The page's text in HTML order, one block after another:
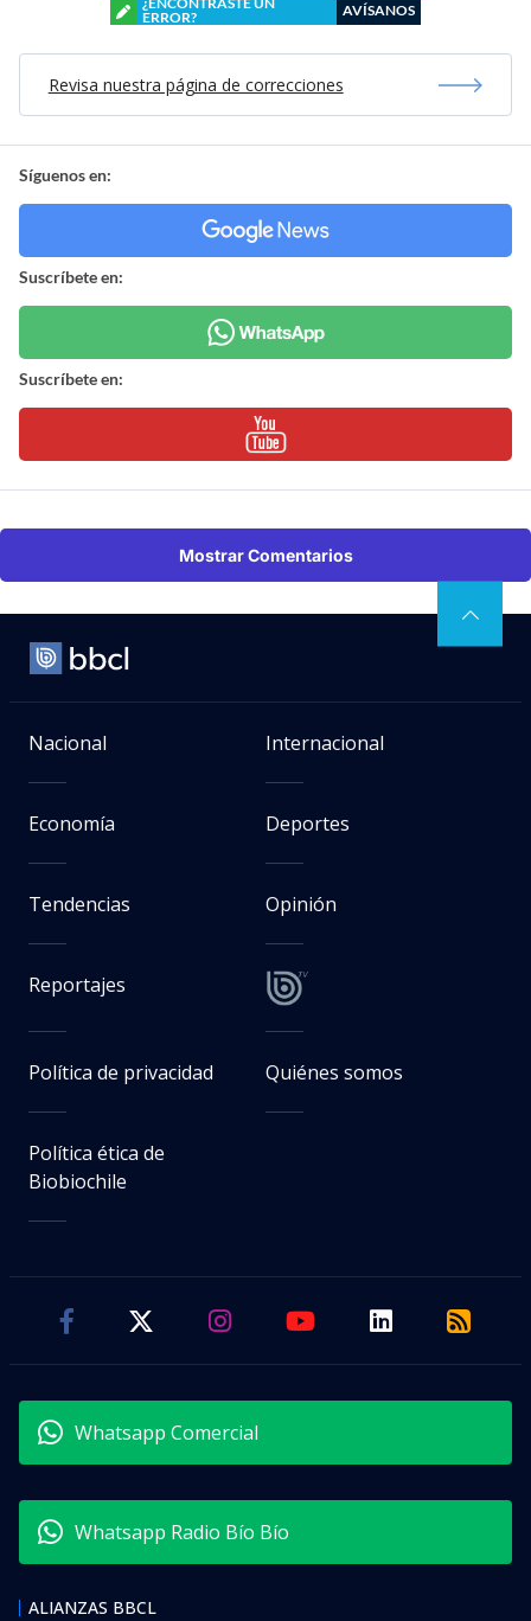
ERROR?
AVÍSANOS
Revisa nuestra página de correcciones
Síguenos en:
Suscríbete en:
Suscríbete en:
Mostrar Comentarios
Nacional Internacional
Economía Deportes
Tendencias Opinión
Reportajes
Política de privacidad Quiénes somos
Política ética de
Biobiochile
Whatsapp Comercial
Whatsapp Radio Bío Bío
ALIANZAS BBCL